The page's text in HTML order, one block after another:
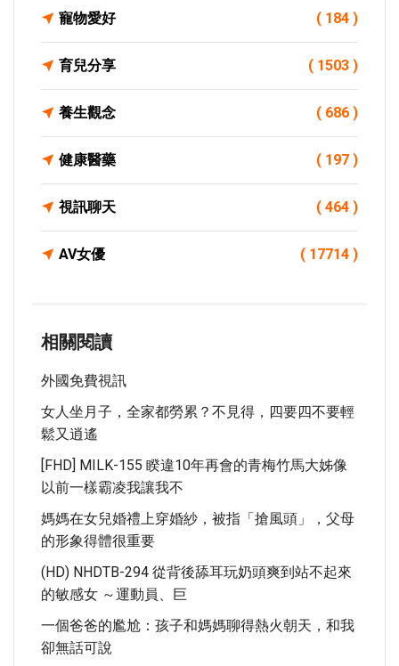
寵物愛好 ( 184 )
育兒分享 ( 1503 )
養生觀念 ( 686 )
健康醫藥 ( 197 )
視訊聊天 ( 464 )
AV女優 ( 17714 )
相關閱讀
外國免費視訊
女人坐月子，全家都勞累？不見得，四要四不要輕
鬆又逍遙
[FHD] MILK-155 睽違10年再會的青梅竹馬大姊像
以前一樣霸凌我讓我不
媽媽在女兒婚禮上穿婚紗，被指「搶風頭」，父母
的形象得體很重要
(HD) NHDTB-294 從背後舔耳玩奶頭爽到站不起來
的敏感女 ～運動員、巨
一個爸爸的尷尬：孩子和媽媽聊得熱火朝天，和我
卻無話可說